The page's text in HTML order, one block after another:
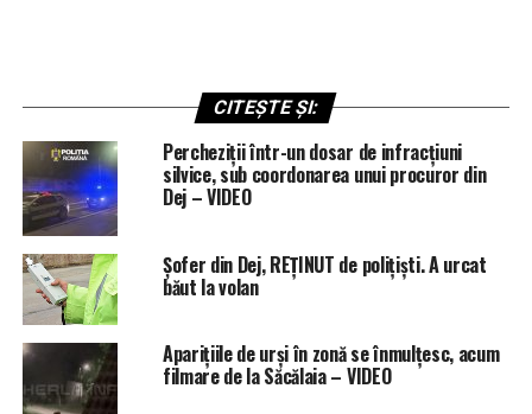
CITEȘTE ȘI:
Percheziții într-un dosar de infracțiuni
silvice, sub coordonarea unui procuror din
Dej – VIDEO
Șofer din Dej, REȚINUT de polițiști. A urcat
băut la volan
Aparițiile de urși în zonă se înmulțesc, acum
filmare de la Săcălaia – VIDEO